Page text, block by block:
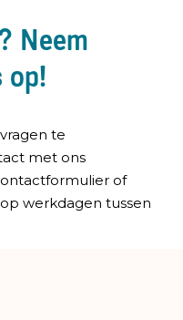
Neem
op!
te
met ons
of
op werkdagen tussen